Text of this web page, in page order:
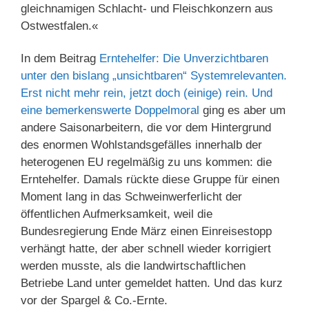
gleichnamigen Schlacht- und Fleischkonzern aus
Ostwestfalen.«
In dem Beitrag Erntehelfer: Die Unverzichtbaren
unter den bislang „unsichtbaren“ Systemrelevanten.
Erst nicht mehr rein, jetzt doch (einige) rein. Und
eine bemerkenswerte Doppelmoral ging es aber um
andere Saisonarbeitern, die vor dem Hintergrund
des enormen Wohlstandsgefälles innerhalb der
heterogenen EU regelmäßig zu uns kommen: die
Erntehelfer. Damals rückte diese Gruppe für einen
Moment lang in das Schweinwerferlicht der
öffentlichen Aufmerksamkeit, weil die
Bundesregierung Ende März einen Einreisestopp
verhängt hatte, der aber schnell wieder korrigiert
werden musste, als die landwirtschaftlichen
Betriebe Land unter gemeldet hatten. Und das kurz
vor der Spargel & Co.-Ernte.